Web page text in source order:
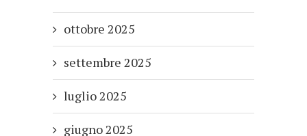
ottobre 2025
settembre 2025
luglio 2025
giugno 2025